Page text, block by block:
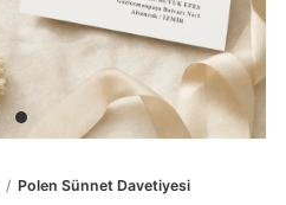
Polen Sünnet Davetiyesi